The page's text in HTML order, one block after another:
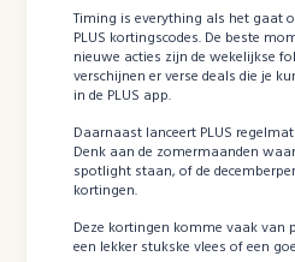
Timing is everything als het gaat
PLUS kortingscodes. De beste
nieuwe acties zijn de wekelijkse
verschijnen er verse deals die je
in de PLUS app.
Daarnaast lanceert PLUS
Denk aan de zomermaanden
spotlight staan, of de
kortingen.
Deze kortingen komme vaak
een lekker stukske vlees of een